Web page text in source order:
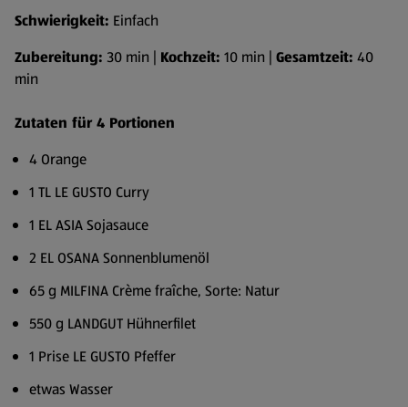
Schwierigkeit: Einfach
Zubereitung: 30 min | Kochzeit: 10 min | Gesamtzeit: 40
min
Zutaten für 4 Portionen
4 Orange
1 TL LE GUSTO Curry
1 EL ASIA Sojasauce
2 EL OSANA Sonnenblumenöl
65 g MILFINA Crème fraîche, Sorte: Natur
550 g LANDGUT Hühnerfilet
1 Prise LE GUSTO Pfeffer
etwas Wasser